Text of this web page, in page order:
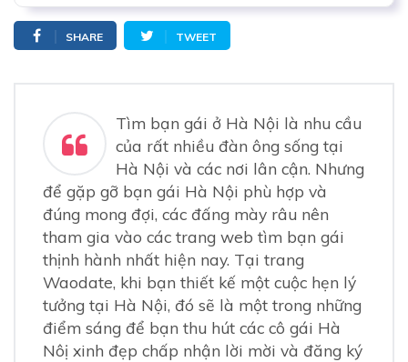
1.Viết cuộc hẹn cụ thể khi tìm bạn gái ở Hà Nội
Hãy chọn những địa điểm lãng mạn
Trang web hẹn hò có nhiều bạn gái lý tưởng
Không tương tác online quá nhiều
Đến cuộc hẹn và cảm nhận những rung động chân thật
Gặp bạn gái Hà Nội hợp gu
3.Thể hiện sự chân thành khi tìm bạn gái ở khu
vực Hà Nội
Lên ý tưởng lãng mạn
Đến cuộc hẹn với tinh thần thoải mái
4.Tổng kết
SHARE TWEET
Tìm bạn gái ở Hà Nội là nhu cầu
của rất nhiều đàn ông sống tại
Hà Nội và các nơi lân cận. Nhưng
để gặp gỡ bạn gái Hà Nội phù hợp và
đúng mong đợi, các đấng mày râu nên
tham gia vào các trang web tìm bạn gái
thịnh hành nhất hiện nay. Tại trang
Waodate, khi bạn thiết kế một cuộc hẹn lý
tưởng tại Hà Nội, đó sẽ là một trong những
điểm sáng để bạn thu hút các cô gái Hà
Nôị xinh đẹp chấp nhận lời mời và đăng ký